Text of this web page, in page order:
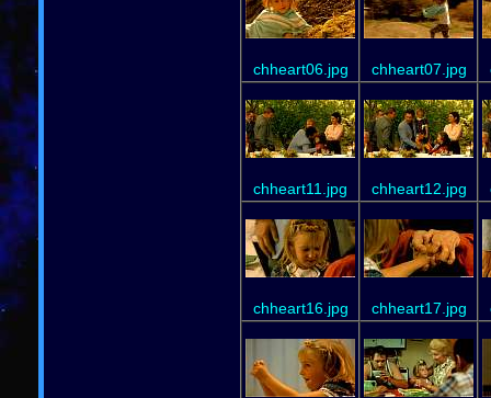
chheart06.jpg chheart07.jpg
chheart11.jpg chheart12.jpg
chheart16.jpg chheart17.jpg